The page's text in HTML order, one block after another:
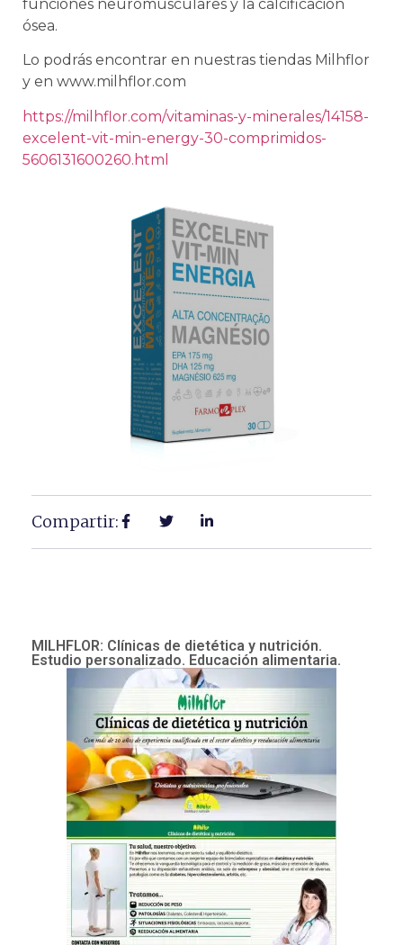
funciones neuromusculares y la calcificación
ósea.
Lo podrás encontrar en nuestras tiendas Milhflor
y en www.milhflor.com
https://milhflor.com/vitaminas-y-minerales/14158-
excelent-vit-min-energy-30-comprimidos-
5606131600260.html
Compartir:
MILHFLOR: Clínicas de dietética y nutrición.
Estudio personalizado. Educación alimentaria.